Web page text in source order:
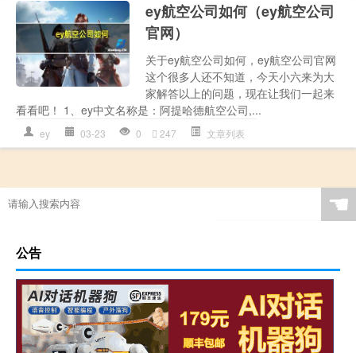
ey航空公司如何（ey航空公司
官网）
关于ey航空公司如何，ey航空公司官网
这个很多人还不知道，今天小六来为大
家解答以上的问题，现在让我们一起来
看看吧！ 1、ey中文名称是：阿提哈德航空公司,...
ey 03-23 0 247 文章列表
☚
公告